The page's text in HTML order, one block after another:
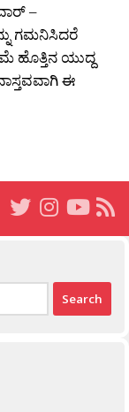
–
ಗಮನಿಸಿದರೆ
ಹೊತ್ತಿನ ಯುದ್ದ
ಈ